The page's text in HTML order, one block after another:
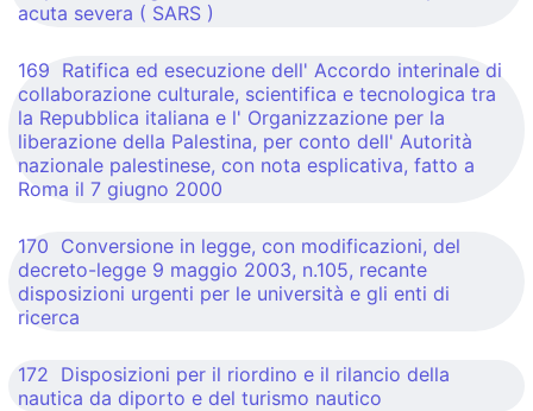
acuta severa ( SARS )
169 Ratifica ed esecuzione dell' Accordo interinale di
collaborazione culturale, scientifica e tecnologica tra
la Repubblica italiana e l' Organizzazione per la
liberazione della Palestina, per conto dell' Autorità
nazionale palestinese, con nota esplicativa, fatto a
Roma il 7 giugno 2000
170 Conversione in legge, con modificazioni, del
decreto-legge 9 maggio 2003, n.105, recante
disposizioni urgenti per le università e gli enti di
ricerca
172 Disposizioni per il riordino e il rilancio della
nautica da diporto e del turismo nautico